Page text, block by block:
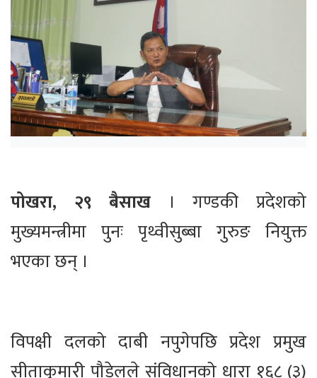
पोखरा, २९ बैसाख
। गण्डकी प्रदेशको
मुख्यमन्त्रीमा पुनः पृथ्वीसुब्बा गुरुङ नियुक्त
भएका छन् ।
विपक्षी दलको दाबी नपुगेपछि प्रदेश प्रमुख
सीताकुमारी पौडेलले संविधानको धारा १६८ (३)